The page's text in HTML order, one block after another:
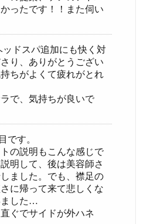
ったです！！また伺い
ッドスパ追加にも快く対
り、ありがとうござい
ちがよくて疲れがとれ
で、気持ちが良いで
です。
の説明もこんな感じで
明して、後は美容師さ
ました。でも、襟足の
に帰って来て悲しくな
ました…
ぐでサイドが外ハネ